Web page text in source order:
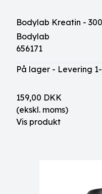
Bodylab Kreatin -
Bodylab
656171
På lager - Levering
159,00 DKK
(ekskl. moms)
Vis produkt